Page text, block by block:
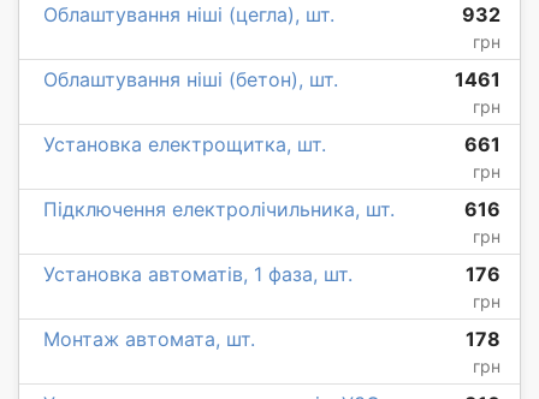
Облаштування ніші (цегла), шт. 932
грн
Облаштування ніші (бетон), шт. 1461
грн
Установка електрощитка, шт. 661
грн
Підключення електролічильника, шт. 616
грн
Установка автоматів, 1 фаза, шт. 176
грн
Монтаж автомата, шт. 178
грн